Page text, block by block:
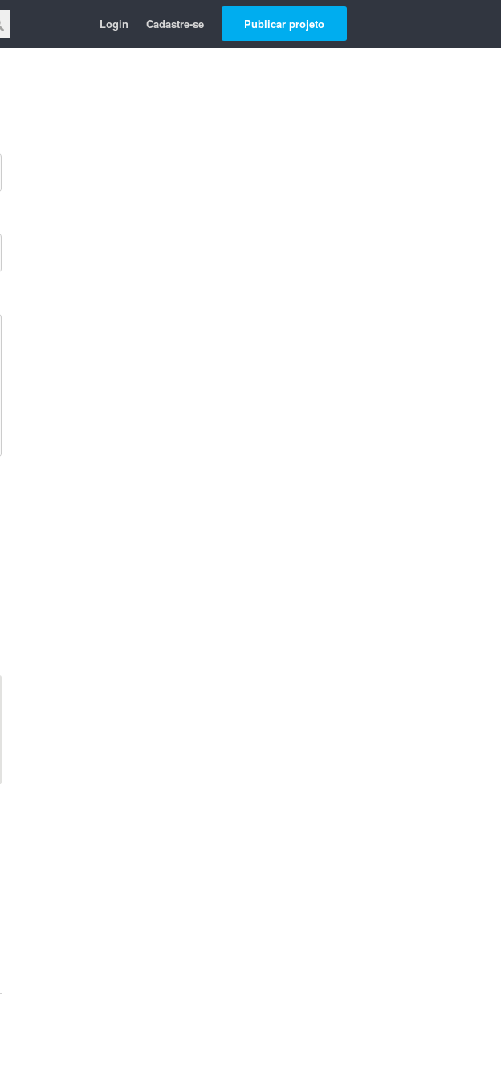
Login Cadastre-se Publicar projeto